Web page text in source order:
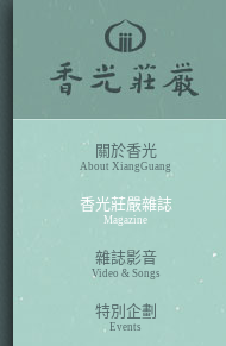
關於香光
About XiangGuang
香光莊嚴雜誌
Magazine
雜誌影音
Video & Songs
特別企劃
Events